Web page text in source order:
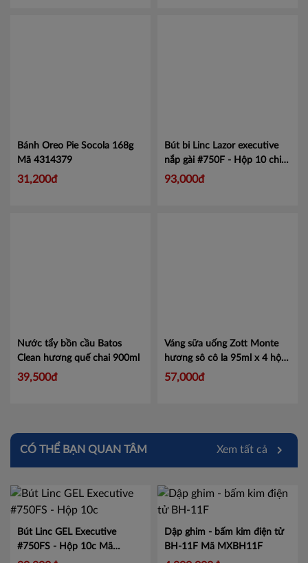
Bánh Oreo Pie Socola 168g
Mã 4314379
31,200đ
Bút bi Linc Lazor executive
nắp gài #750F - Hộp 10 chiếc
Mã LINE750
93,000đ
Nước tẩy bồn cầu Batos
Clean hương quế chai 900ml
39,500đ
Váng sữa uống Zott Monte
hương sô cô la 95ml x 4 hộp/
lốc Mã 40338743
57,000đ
CÓ THỂ BẠN QUAN TÂM Xem tất cả